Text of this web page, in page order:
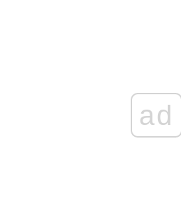
ad